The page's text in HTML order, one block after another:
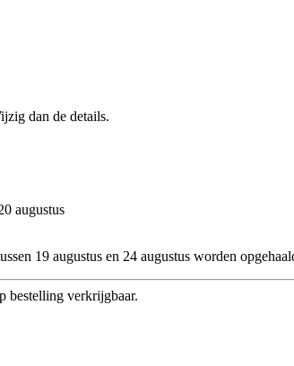
dan de details.
augustus
19 augustus en 24 augustus worden
bestelling verkrijgbaar.